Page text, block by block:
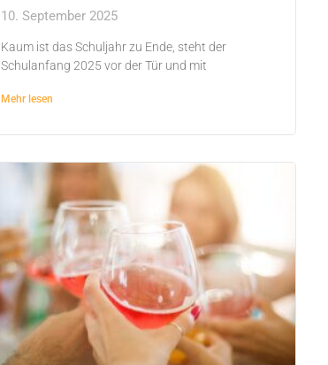
10. September 2025
Kaum ist das Schuljahr zu Ende, steht der
Schulanfang 2025 vor der Tür und mit
Mehr lesen